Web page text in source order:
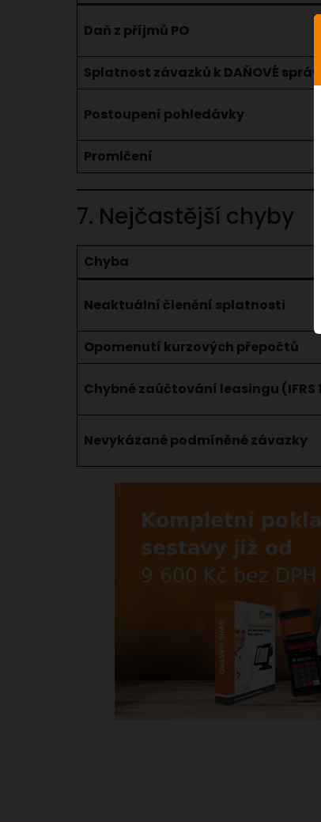
Daň z příjmů PO
Splatnost závazků k DAŇOVÉ správě
Postoupení pohledávky
Promlčení
7. Nejčastější chyby
Chyba
Neaktuální členění splatnosti
Opomenutí kurzových přepočtů
Chybné zaúčtování leasingu (IFRS
Nevykázané podmíněné závazky